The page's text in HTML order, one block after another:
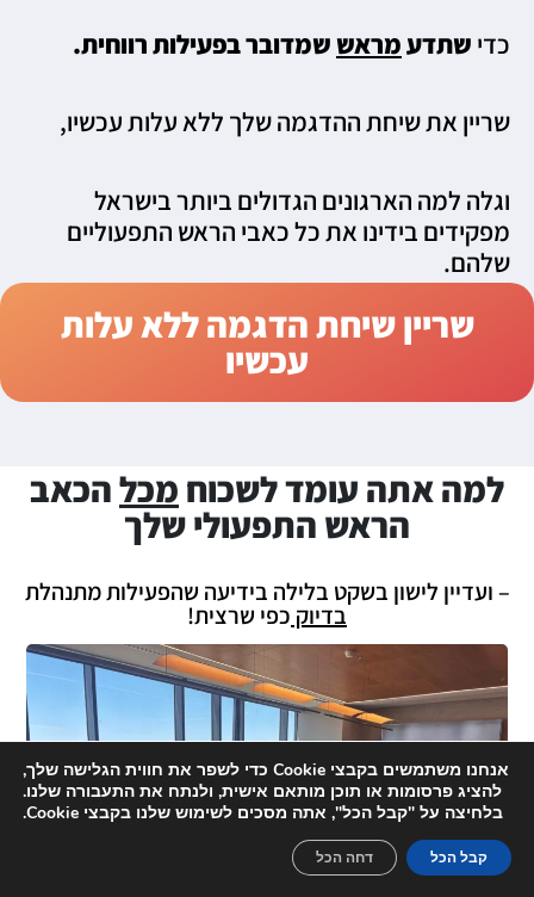
כדי שתדעמראששמדובר בפעילות רווחית.
שריין את שיחת ההדגמה שלך ללא עלות עכשיו,
וגלה למה הארגונים הגדולים ביותר בישראל
מפקידים בידינו את כל כאבי הראש התפעוליים
שלהם.
שריין שיחת הדגמה ללא עלות
עכשיו
למה אתה עומד לשכוח מכלהכאב
הראש התפעולי שלך
– ועדיין לישון בשקט בלילה בידיעה שהפעילות מתנהלת
בדיוק כפי שרצית!
אנחנו משתמשים בקבצי Cookie כדי לשפר את חווית הגלישה שלך,
להציג פרסומות או תוכן מותאם אישית, ולנתח את התעבורה שלנו.
בלחיצה על "קבל הכל", אתה מסכים לשימוש שלנו בקבצי Cookie.
קבל הכל דחה הכל